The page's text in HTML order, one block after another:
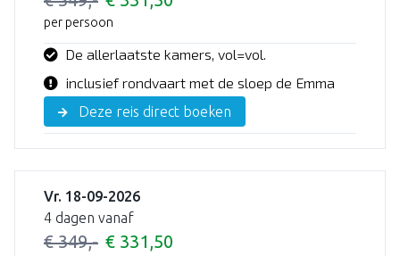
per persoon
De allerlaatste kamers, vol=vol.
inclusief rondvaart met de sloep de Emma
Deze reis direct boeken
Vr. 18-09-2026
4 dagen vanaf
€ 349,- € 331,50